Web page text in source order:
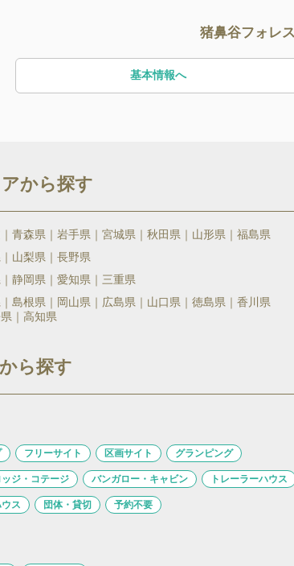
猪鼻谷フォレ
基本情報へ
から探す
青森県 岩手県 宮城県 秋田県 山形県 福島県
山梨県 長野県
静岡県 愛知県 三重県
島根県 岡山県 広島県 山口県 徳島県
香川県
高知県
ら探す
フリーサイト 区画サイト グランピング
ッジ・コテージ バンガロー・キャビン トレーラーハウス
ス 団体・貸切 予約不要